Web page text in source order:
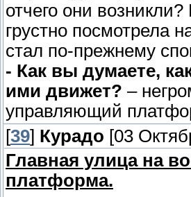
отчего они
грустно посмотрела
стал по-прежнему
- Как вы думаете,
ими движет? –
управляющий
[39] Курадо [03
Главная улица на
платформа.